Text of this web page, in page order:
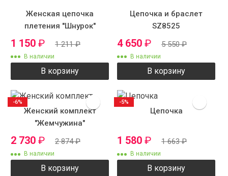
Женская цепочка
плетения "Шнурок"
крученый
1 150 ₽ 1 211₽
В наличии
В корзину
Цепочка и браслет
SZ8525
4 650 ₽ 5 550₽
В наличии
В корзину
Женский комплект
"Жемчужина"
2 730 ₽ 2 874₽
В наличии
В корзину
-6%
Цепочка
1 580 ₽ 1 663₽
В наличии
В корзину
-5%